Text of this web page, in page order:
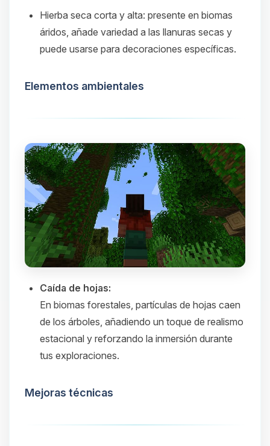
Hierba seca corta y alta: presente en biomas
áridos, añade variedad a las llanuras secas y
puede usarse para decoraciones específicas.​
Elementos ambientales
Caída de hojas:
En biomas forestales, partículas de hojas caen
de los árboles, añadiendo un toque de realismo
estacional y reforzando la inmersión durante
tus exploraciones.​
Mejoras técnicas